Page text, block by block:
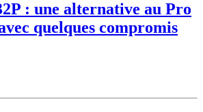
: une alternative au Pro
quelques compromis